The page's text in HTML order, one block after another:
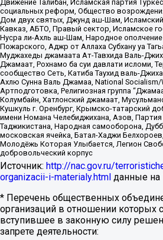
Движение Талибан, Исламская партия
социальных реформ, Общество
Дом двух святых, Джунд аш-Шам,
Кавказ, АБТО, Правый сектор, Исламское
Нусра ли-Ахль аш-Шам, Народное
Пожарского, Аджр от Аллаха Субхану уа
Муджахеды джамаата Ат-Тавхида Валь-
Джамаат, Рохнамо ба суи давлати исломи,
сообщество Сеть, Катиба Таухид валь-
Ахлю Сунна Валь Джамаа, National Socialism/
Артподготовка, Религиозная группа
Колумбайн, Хатлонский джамаат,
Кушкуль г. Оренбург, Крымско-татарский
имени Номана Челебиджихана, Азов,
Таджикистана, Народная самооборона,
московская ячейка, Батал-Хаджи
Молодёжь Которая Улыбается, Легион
добровольческий корпус
Источник: http://nac.gov.ru/
organizacii-i-materialy.html данные на
* Перечень общественных
организаций в отношении которых
вступившее в законную силу
запрете деятельности: